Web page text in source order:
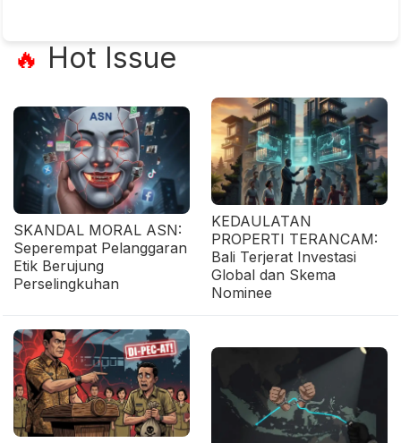
🔥 Hot Issue
SKANDAL MORAL ASN:
Seperempat Pelanggaran
Etik Berujung
Perselingkuhan
KEDAULATAN
PROPERTI TERANCAM:
Bali Terjerat Investasi
Global dan Skema
Nominee